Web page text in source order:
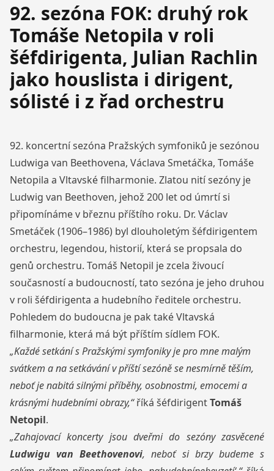
92. sezóna FOK: druhý rok
Tomáše Netopila v roli
šéfdirigenta, Julian Rachlin
jako houslista i dirigent,
sólisté i z řad orchestru
92. koncertní sezóna Pražských symfoniků je sezónou
Ludwiga van Beethovena, Václava Smetáčka, Tomáše
Netopila a Vltavské filharmonie. Zlatou nití sezóny je
Ludwig van Beethoven, jehož 200 let od úmrtí si
připomínáme v březnu příštího roku. Dr. Václav
Smetáček (1906–1986) byl dlouholetým šéfdirigentem
orchestru, legendou, historií, která se propsala do
genů orchestru. Tomáš Netopil je zcela živoucí
současností a budoucností, tato sezóna je jeho druhou
v roli šéfdirigenta a hudebního ředitele orchestru.
Pohledem do budoucna je pak také Vltavská
filharmonie, která má být příštím sídlem FOK.
„Každé setkání s Pražskými symfoniky je pro mne malým
svátkem a na setkávání v příští sezóně se nesmírně těším,
neboť je nabitá silnými příběhy, osobnostmi, emocemi a
krásnými hudebními obrazy,“říká šéfdirigentTomáš
Netopil.
„Zahajovací koncerty jsou dveřmi do sezóny zasvěcené
Ludwigu van Beethovenovi, neboť si brzy budeme s